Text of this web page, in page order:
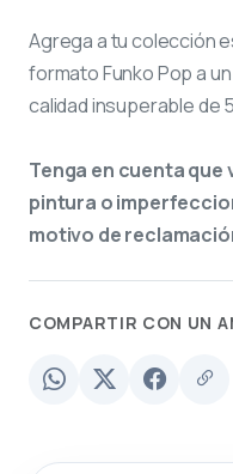
Agrega a tu colección
formato Funko Pop a
calidad insuperable de
Tenga en cuenta que
pintura o
motivo de
COMPARTIR CON UN